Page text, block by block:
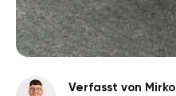
Verfasst von Mirko